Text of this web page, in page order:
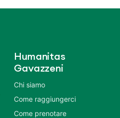
Humanitas
Gavazzeni
Chi siamo
Come raggiungerci
Come prenotare